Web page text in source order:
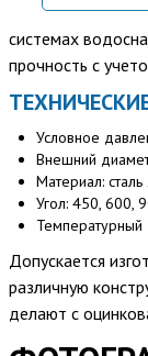
системах
прочность с
Условное
Внешний
Материал:
Угол: 450, 600,
Допускается
различную
делают с